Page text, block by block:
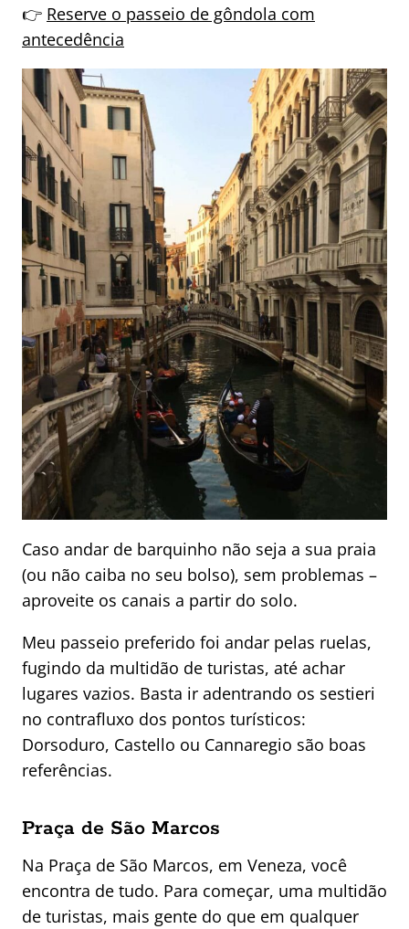
👉 Reserve o passeio de gôndola com
antecedência
Caso andar de barquinho não seja a sua praia
(ou não caiba no seu bolso), sem problemas –
aproveite os canais a partir do solo.
Meu passeio preferido foi andar pelas ruelas,
fugindo da multidão de turistas, até achar
lugares vazios. Basta ir adentrando os sestieri
no contrafluxo dos pontos turísticos:
Dorsoduro, Castello ou Cannaregio são boas
referências.
Praça de São Marcos
Na Praça de São Marcos, em Veneza, você
encontra de tudo. Para começar, uma multidão
de turistas, mais gente do que em qualquer